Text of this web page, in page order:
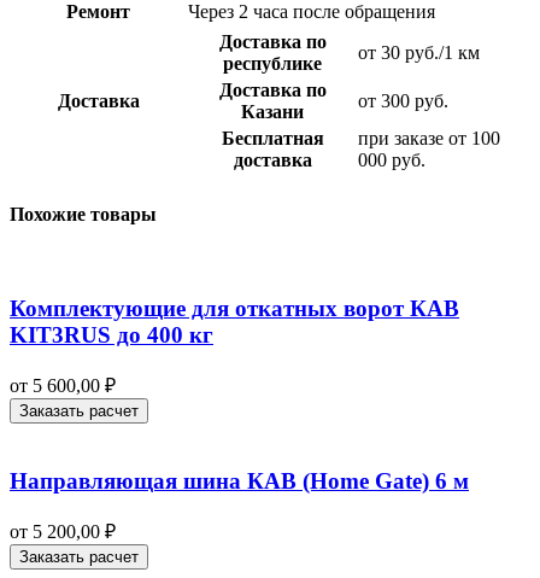
Ремонт
Через 2 часа после обращения
Доставка
Доставка по
республике
от 30 руб./1 км
Доставка по
Казани
от 300 руб.
Бесплатная
доставка
при заказе от 100
000 руб.
Похожие товары
Комплектующие для откатных ворот КАВ
KIT3RUS до 400 кг
от 5 600,00 ₽
Заказать расчет
Направляющая шина КАВ (Home Gate) 6 м
от 5 200,00 ₽
Заказать расчет